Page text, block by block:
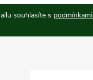
souhlasíte s